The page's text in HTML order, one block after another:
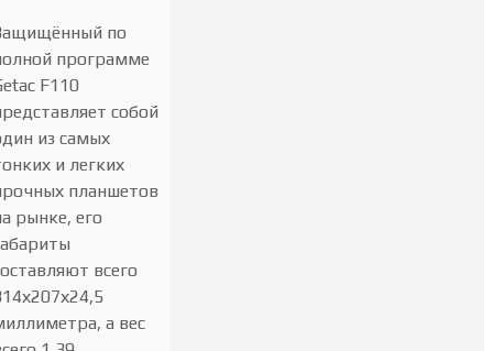
по
программе
F110
собой
из самых
и легких
планшетов
рынке, его
всего
а вес